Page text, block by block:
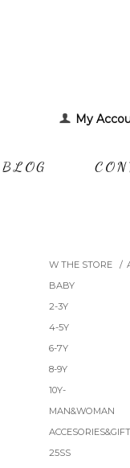
My
BLOG
W THE STORE /
BABY
2-3Y
4-5Y
6-7Y
8-9Y
10Y-
MAN&WOMAN
ACCESORIES&GIFT
25SS